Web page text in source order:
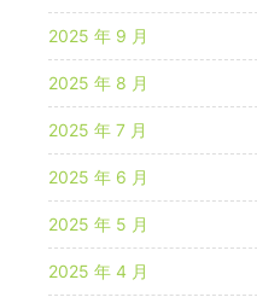
2025 年 9 月
2025 年 8 月
2025 年 7 月
2025 年 6 月
2025 年 5 月
2025 年 4 月